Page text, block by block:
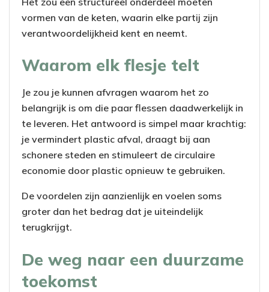
vormen van de keten, waarin elke partij zijn
verantwoordelijkheid kent en neemt.
Waarom elk flesje telt
Je zou je kunnen afvragen waarom het zo
belangrijk is om die paar flessen daadwerkelijk in
te leveren. Het antwoord is simpel maar krachtig:
je vermindert plastic afval, draagt bij aan
schonere steden en stimuleert de circulaire
economie door plastic opnieuw te gebruiken.
De voordelen zijn aanzienlijk en voelen soms
groter dan het bedrag dat je uiteindelijk
terugkrijgt.
De weg naar een duurzame
toekomst